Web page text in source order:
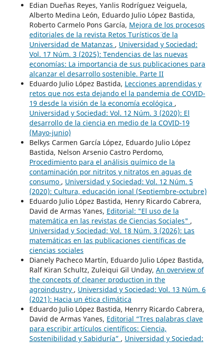
Edian Dueñas Reyes, Yanlis Rodríguez Veiguela,
Alberto Medina León, Eduardo Julio López Bastida,
Roberto Carmelo Pons García, Mejora de los procesos
editoriales de la revista ¨Retos Turísticos¨ de la
Universidad de Matanzas , Universidad y Sociedad:
Vol. 17 Núm. 3 (2025): Tendencias de las nuevas
economías: La importancia de sus publicaciones para
alcanzar el desarrollo sostenible. Parte II
Eduardo Julio López Bastida, Lecciones aprendidas y
retos que nos esta dejando el la pandemia de COVID-
19 desde la visión de la economía ecológica ,
Universidad y Sociedad: Vol. 12 Núm. 3 (2020): El
desarrollo de la ciencia en medio de la COVID-19
(Mayo-junio)
Belkys Carmen García López, Eduardo Julio López
Bastida, Nelson Arsenio Castro Perdomo,
Procedimiento para el análisis químico de la
contaminación por nitritos y nitratos en aguas de
consumo , Universidad y Sociedad: Vol. 12 Núm. 5
(2020): Cultura, educación ional (Septiembre-octubre)
Eduardo Julio López Bastida, Henry Ricardo Cabrera,
David de Armas Yanes, Editorial: "El uso de la
matemática en las revistas de Ciencias Sociales" ,
Universidad y Sociedad: Vol. 18 Núm. 3 (2026): Las
matemáticas en las publicaciones científicas de
ciencias sociales
Dianely Pacheco Martín, Eduardo Julio López Bastida,
Ralf Kiran Schultz, Zuleiqui Gil Unday, An overview of
the concepts of cleaner production in the
agroindustry , Universidad y Sociedad: Vol. 13 Núm. 6
(2021): Hacia un ética climática
Eduardo Julio López Bastida, Henrry Ricardo Cabrera,
David de Armas Yanes, Editorial “Tres palabras clave
para escribir artículos científicos: Ciencia,
Sostenibilidad y Sabiduría” , Universidad y Sociedad: